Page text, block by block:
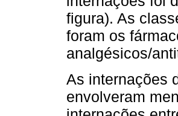
figura). As
foram os
analgésicos/
As internações
envolveram